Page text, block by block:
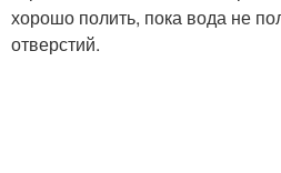
хорошо полить, пока вода не
отверстий.